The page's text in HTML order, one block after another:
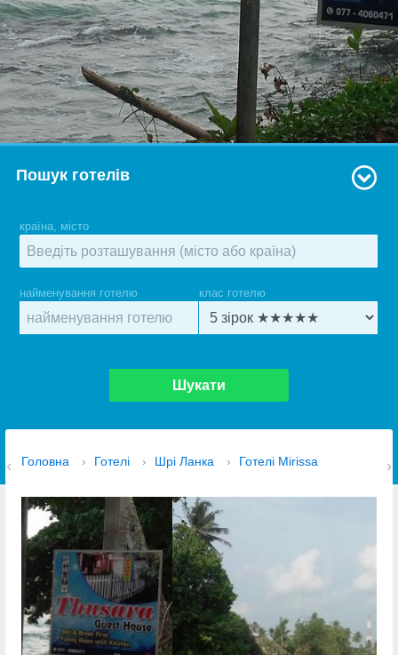
Пошук готелів
країна, місто
найменування готелю клас готелю
Шукати
Головна › Готелі › Шрі Ланка › Готелі Mirissa